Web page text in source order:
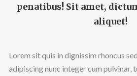
penatibus! Sit amet,
aliquet!
Lorem sit quis in dignissim rhoncus
adipiscing nunc integer cum pulvinar,